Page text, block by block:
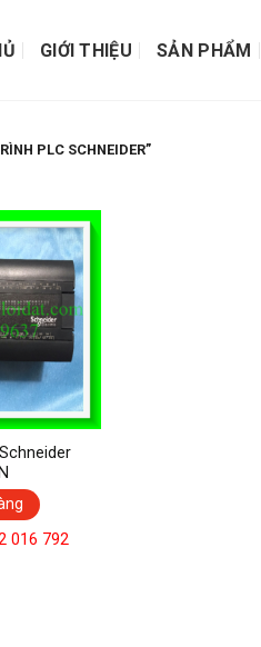
GIỚI THIỆU SẢN PHẨM
PLC SCHNEIDER”
016 792